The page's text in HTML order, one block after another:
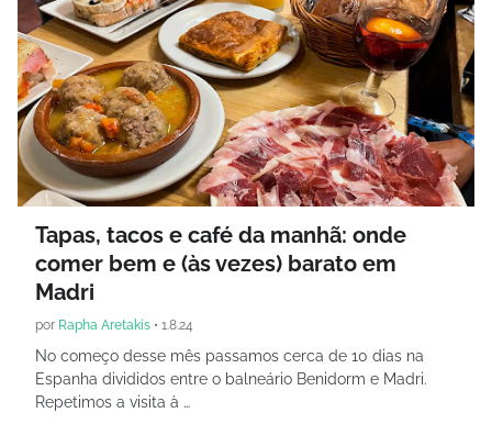
Tapas, tacos e café da manhã: onde
comer bem e (às vezes) barato em
Madri
por Rapha Aretakis • 1.8.24
No começo desse mês passamos cerca de 10 dias na
Espanha divididos entre o balneário Benidorm e Madri.
Repetimos a visita à …